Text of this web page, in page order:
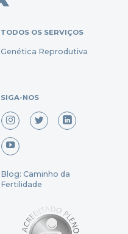
TODOS OS SERVIÇOS
Genética Reprodutiva
SIGA-NOS
Blog: Caminho da
Fertilidade